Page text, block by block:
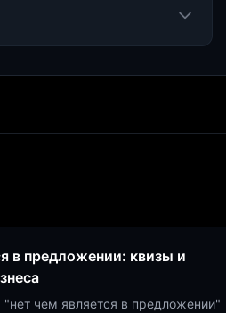
в предложении: квизы и
"нет чем является в предложении"